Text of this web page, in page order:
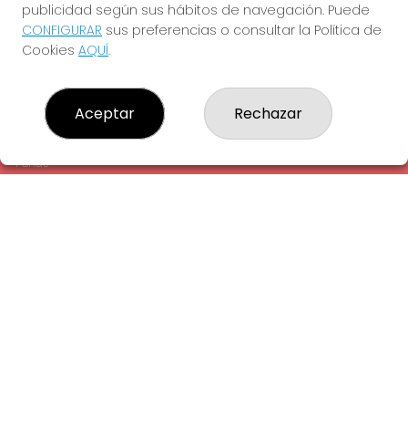
EL DRAC VERMELL DE LA SORT
¿Quiénes somos?
Comprar lotería
Contacto
Empresas
Peñas
publicidad según sus hábitos de navegación. Puede
CONFIGURAR sus preferencias o consultar la Política de
Cookies AQUÍ.
Aceptar Rechazar